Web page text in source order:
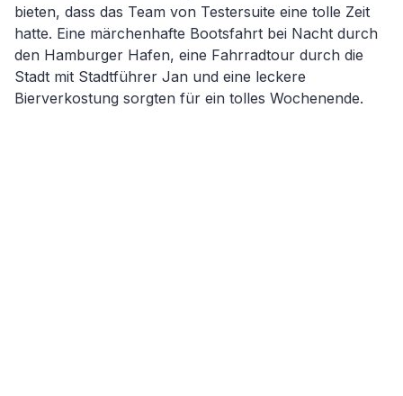
bieten, dass das Team von Testersuite eine tolle Zeit
hatte. Eine märchenhafte Bootsfahrt bei Nacht durch
den Hamburger Hafen, eine Fahrradtour durch die
Stadt mit Stadtführer Jan und eine leckere
Bierverkostung sorgten für ein tolles Wochenende.